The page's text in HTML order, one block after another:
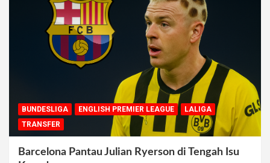
BUNDESLIGA ENGLISH PREMIER LEAGUE
LALIGA
TRANSFER
Barcelona Pantau Julian Ryerson di Tengah Isu